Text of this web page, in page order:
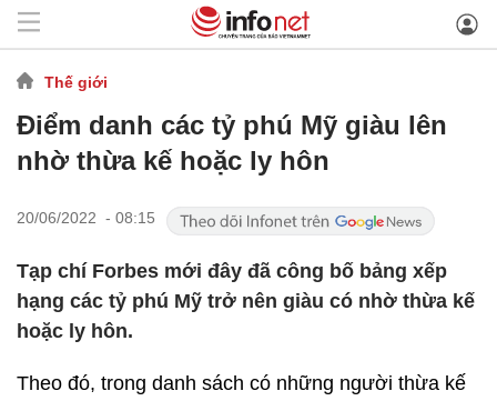
Thế giới
Điểm danh các tỷ phú Mỹ giàu lên
nhờ thừa kế hoặc ly hôn
20/06/2022 - 08:15
Tạp chí Forbes mới đây đã công bố bảng xếp
hạng các tỷ phú Mỹ trở nên giàu có nhờ thừa kế
hoặc ly hôn.
Theo đó, trong danh sách có những người thừa kế